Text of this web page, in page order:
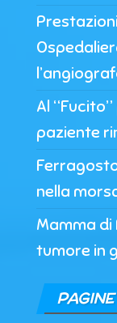
Al
paziente
nella
Mamma
tumore in
PAGINE